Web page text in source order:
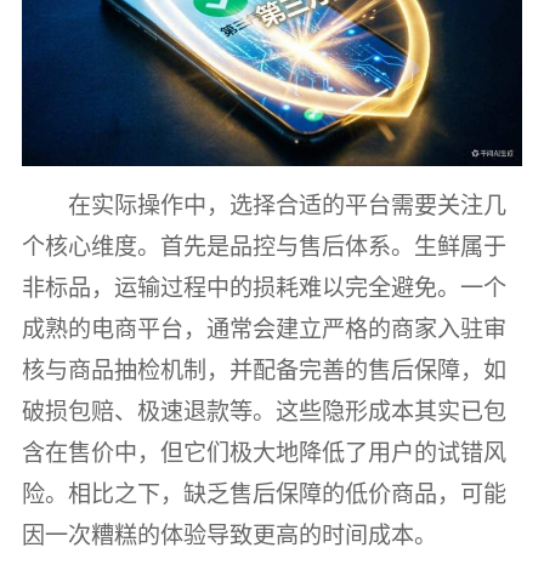
在实际操作中，选择合适的平台需要关注几
个核心维度。首先是品控与售后体系。生鲜属于
非标品，运输过程中的损耗难以完全避免。一个
成熟的电商平台，通常会建立严格的商家入驻审
核与商品抽检机制，并配备完善的售后保障，如
破损包赔、极速退款等。这些隐形成本其实已包
含在售价中，但它们极大地降低了用户的试错风
险。相比之下，缺乏售后保障的低价商品，可能
因一次糟糕的体验导致更高的时间成本。